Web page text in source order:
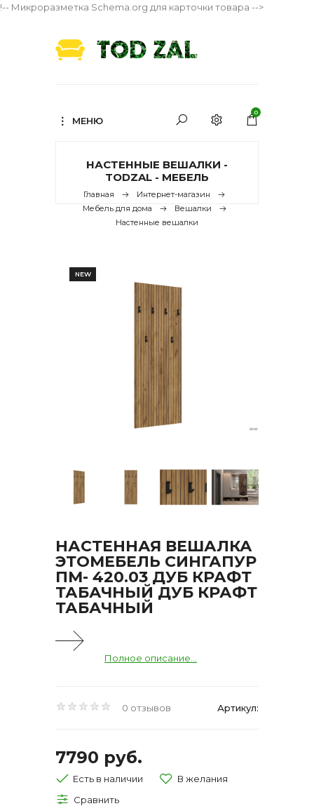
!-- Микроразметка Schema.org для карточки товара -->
МЕНЮ
0
НАСТЕННЫЕ ВЕШАЛКИ -
TODZAL - МЕБЕЛЬ
Главная
Интернет-магазин
Мебель для дома
Вешалки
Настенные вешалки
NEW
НАСТЕННАЯ ВЕШАЛКА
ЭТОМЕБЕЛЬ СИНГАПУР
ПМ- 420.03 ДУБ КРАФТ
ТАБАЧНЫЙ ДУБ КРАФТ
ТАБАЧНЫЙ
Полное описание...
0 отзывов Артикул:
7790 руб.
Есть в наличии